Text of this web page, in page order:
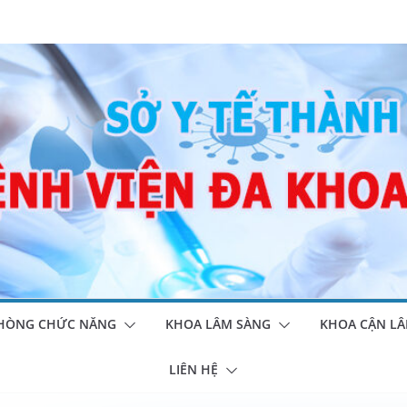
CHỨC NĂNG KHOA LÂM SÀNG KHOA CẬN
LIÊN HỆ